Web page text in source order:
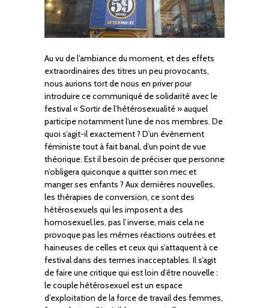
Au vu de l’ambiance du moment, et des effets
extraordinaires des titres un peu provocants,
nous aurions tort de nous en priver pour
introduire ce communiqué de solidarité avec le
festival « Sortir de l’hétérosexualité » auquel
participe notamment l’une de nos membres. De
quoi s’agit-il exactement ? D’un évènement
féministe tout à fait banal, d’un point de vue
théorique. Est il besoin de préciser que personne
n’obligera quiconque a quitter son mec et
manger ses enfants ? Aux dernières nouvelles,
les thérapies de conversion, ce sont des
hétérosexuels qui les imposent a des
homosexuel.les, pas l’inverse, mais cela ne
provoque pas les mêmes réactions outrées et
haineuses de celles et ceux qui s’attaquent à ce
festival dans des termes inacceptables. Il s’agit
de faire une critique qui est loin d’être nouvelle :
le couple hétérosexuel est un espace
d’exploitation de la force de travail des femmes,